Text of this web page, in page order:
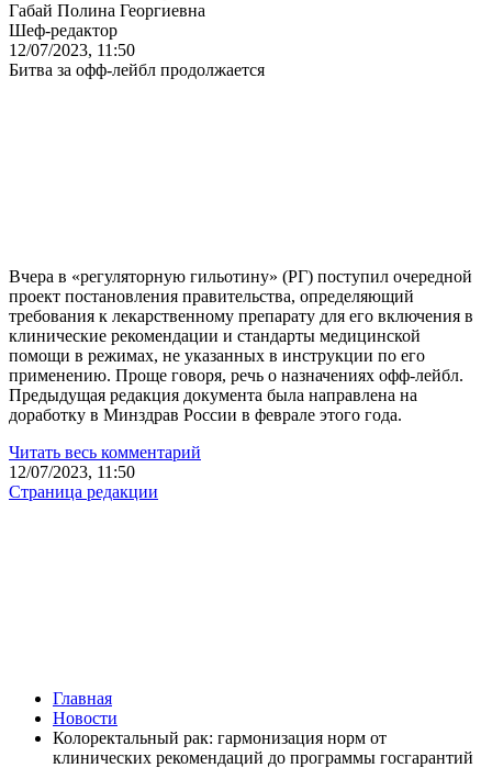
Габай Полина Георгиевна
Шеф-редактор
12/07/2023, 11:50
Битва за офф-лейбл продолжается
Вчера в «регуляторную гильотину» (РГ) поступил очередной
проект постановления правительства, определяющий
требования к лекарственному препарату для его включения в
клинические рекомендации и стандарты медицинской
помощи в режимах, не указанных в инструкции по его
применению. Проще говоря, речь о назначениях офф-лейбл.
Предыдущая редакция документа была направлена на
доработку в Минздрав России в феврале этого года.
Читать весь комментарий
12/07/2023, 11:50
Страница редакции
Главная
Новости
Колоректальный рак: гармонизация норм от
клинических рекомендаций до программы госгарантий